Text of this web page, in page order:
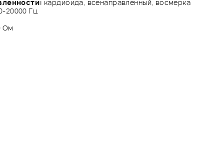
кардиоида, всенаправленный, восмерка
20000 Гц
Ом